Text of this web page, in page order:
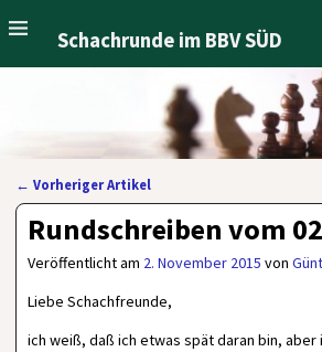
Schachrunde im BBV SÜD
Artikelnavigation
← Vorheriger Artikel
Rundschreiben vom
Veröffentlicht am 2. November 2015 von
Liebe Schachfreunde,
ich weiß, daß ich etwas spät daran bin, aber